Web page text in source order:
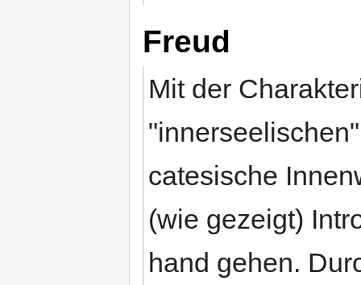
Freud
Mit der
catesische
(wie gezeigt)
hand gehen.